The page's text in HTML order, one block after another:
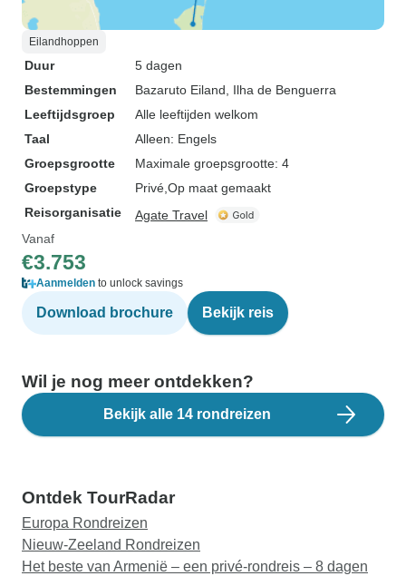
Eilandhoppen
Duur
5 dagen
Bestemmingen
Bazaruto Eiland , Ilha de Benguerra
Leeftijdsgroep
Alle leeftijden welkom
Taal
Alleen: Engels
Groepsgrootte
Maximale groepsgrootte: 4
Groepstype
Privé Op maat gemaakt
Reisorganisatie
Agate Travel
Vanaf
€3.753
Aanmelden to unlock savings
Download brochure Bekijk reis
Wil je nog meer ontdekken?
Bekijk alle 14 rondreizen
Ontdek TourRadar
Europa Rondreizen
Nieuw-Zeeland Rondreizen
Het beste van Armenië – een privé-rondreis – 8 dagen